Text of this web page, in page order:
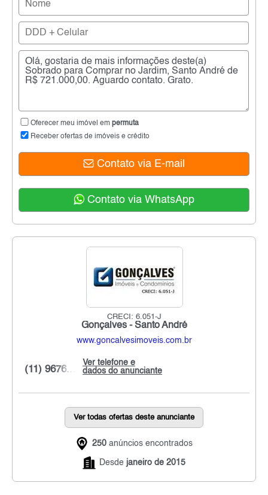
Oferecer meu imóvel em permuta
Receber ofertas de imóveis e crédito
Contato via E-mail
Contato via WhatsApp
CRECI: 6.051-J
Gonçalves - Santo André
www.goncalvesimoveis.com.br
Ver telefone e
dados do anunciante
(11) 9676...
Ver todas ofertas deste anunciante
250 anúncios encontrados
Desde janeiro de 2015